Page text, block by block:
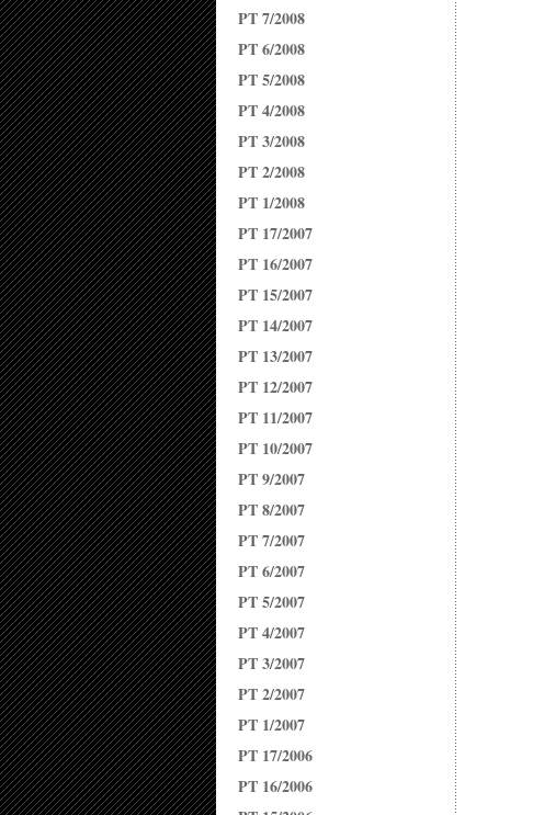
PT 7/2008
PT 6/2008
PT 5/2008
PT 4/2008
PT 3/2008
PT 2/2008
PT 1/2008
PT 17/2007
PT 16/2007
PT 15/2007
PT 14/2007
PT 13/2007
PT 12/2007
PT 11/2007
PT 10/2007
PT 9/2007
PT 8/2007
PT 7/2007
PT 6/2007
PT 5/2007
PT 4/2007
PT 3/2007
PT 2/2007
PT 1/2007
PT 17/2006
PT 16/2006